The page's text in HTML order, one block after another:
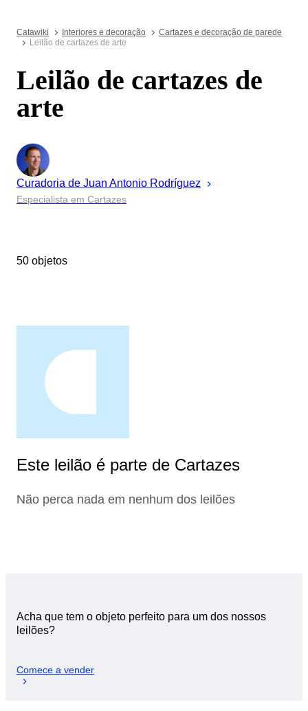
Catawiki Interiores e decoração
Cartazes e decoração de parede
Leilão de cartazes de arte
Leilão de cartazes de
arte
Curadoria de Juan Antonio Rodríguez
Especialista em Cartazes
50 objetos
Este leilão é parte de Cartazes
Não perca nada em nenhum dos leilões
Acha que tem o objeto perfeito para um dos nossos
leilões?
Comece a vender